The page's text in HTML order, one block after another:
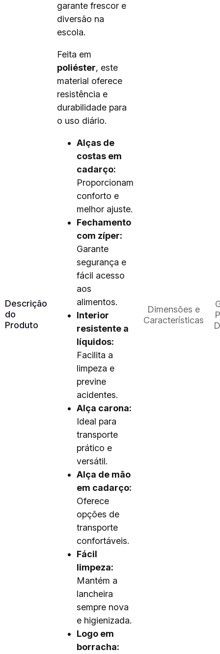
Descrição
do
Produto
garante frescor e
diversão na
escola.
Feita em
poliéster, este
material oferece
resistência e
durabilidade para
o uso diário.
Alças de
costas em
cadarço:
Proporcionam
conforto e
melhor ajuste.
Fechamento
com zíper:
Garante
segurança e
fácil acesso
aos
alimentos.
Interior
resistente a
líquidos:
Facilita a
limpeza e
previne
acidentes.
Alça carona:
Ideal para
transporte
prático e
versátil.
Alça de mão
em cadarço:
Oferece
opções de
transporte
confortáveis.
Fácil
limpeza:
Mantém a
lancheira
sempre nova
e higienizada.
Logo em
borracha:
Dimensões e
Características